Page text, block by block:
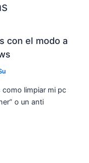
con el modo a
limpiar mi pc
o un anti